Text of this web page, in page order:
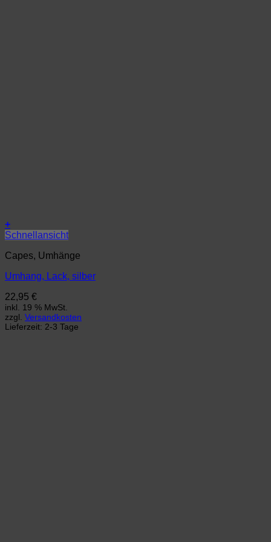
+
Schnellansicht
Capes, Umhänge
Umhang, Lack, silber
22,95 €
inkl. 19 % MwSt.
zzgl. Versandkosten
Lieferzeit: 2-3 Tage